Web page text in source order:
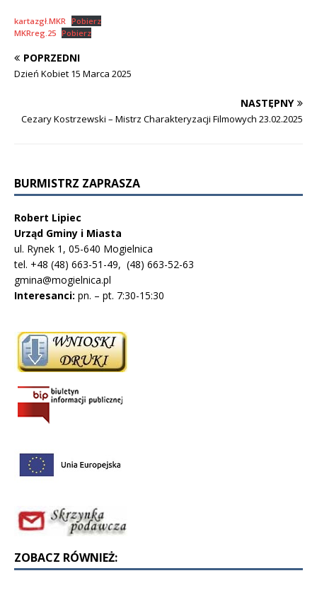
kartazgł.MKR
Pobierz
MKRreg.25 Pobierz
POPRZEDNI
Dzień Kobiet 15 Marca 2025
NASTĘPNY
Cezary Kostrzewski – Mistrz Charakteryzacji Filmowych 23.02.2025
BURMISTRZ ZAPRASZA
Robert Lipiec
Urząd Gminy i Miasta
ul. Rynek 1, 05-640 Mogielnica
tel. +48 (48) 663-51-49, (48) 663-52-63
gmina@mogielnica.pl
Interesanci: pn. – pt. 7:30-15:30
ZOBACZ RÓWNIEŻ: